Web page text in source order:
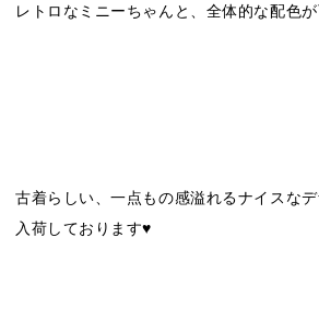
レトロなミニーちゃんと、全体的な配色
古着らしい、一点もの感溢れるナイスな
入荷しております♥